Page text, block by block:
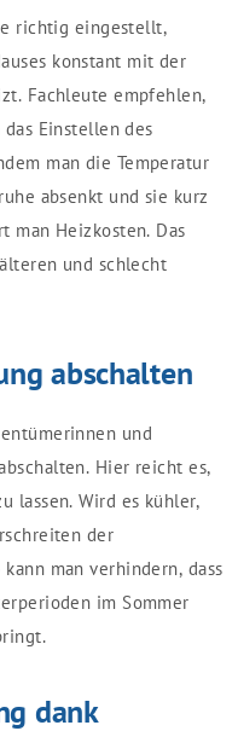
richtig eingestellt,
konstant mit der
Fachleute empfehlen,
Einstellen des
man die Temperatur
absenkt und sie kurz
man Heizkosten. Das
und schlecht
abschalten
und
Hier reicht es,
lassen. Wird es kühler,
der
man verhindern, dass
im Sommer
dank